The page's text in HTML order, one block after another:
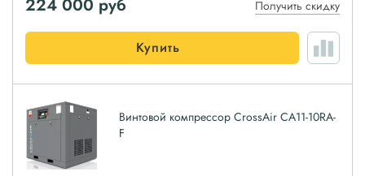
224 000 руб Получить скидку
Купить
Винтовой компрессор CrossAir CA11-10RA-
F